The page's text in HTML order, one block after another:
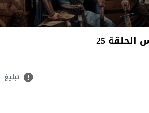
25
تبليغ